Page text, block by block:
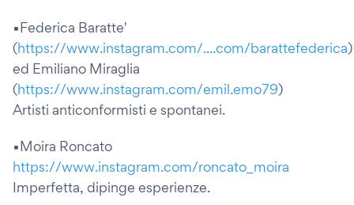
▪️Federica Baratte'
(https://www.instagram.com/....com/barattefederica)
ed Emiliano Miraglia
(https://www.instagram.com/emil.emo79)
Artisti anticonformisti e spontanei.
▪️Moira Roncato
https://www.instagram.com/roncato_moira
Imperfetta, dipinge esperienze.